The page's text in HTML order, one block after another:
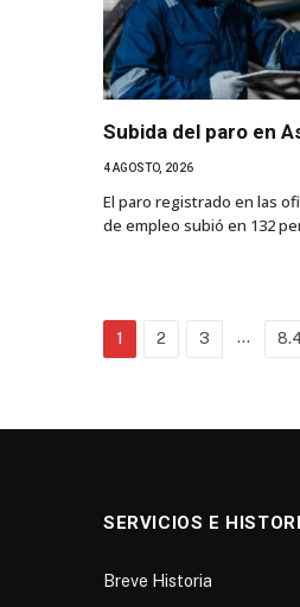
Subida del paro en
4 AGOSTO, 2026
El paro registrado en las
de empleo subió en 132
1 2 3 …
SERVICIOS E
Breve Historia